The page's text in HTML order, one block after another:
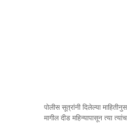
पोलीस सूत्रांनी दिलेल्या
मागील दीड महिन्यापासून त्या